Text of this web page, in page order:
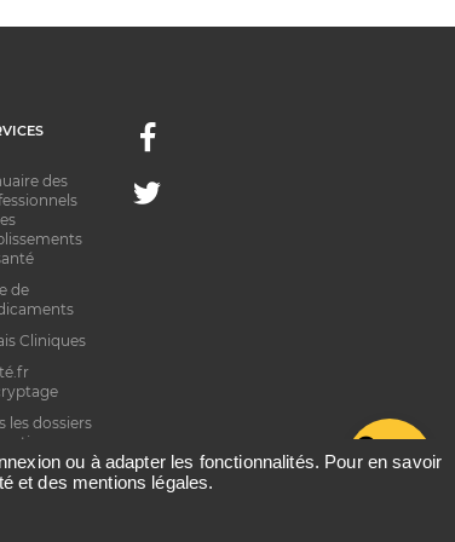
des
de
Cliniques
les dossiers
Facebook
Twitter
ou à adapter les fonctionnalités. Pour en savoir
et des mentions légales.